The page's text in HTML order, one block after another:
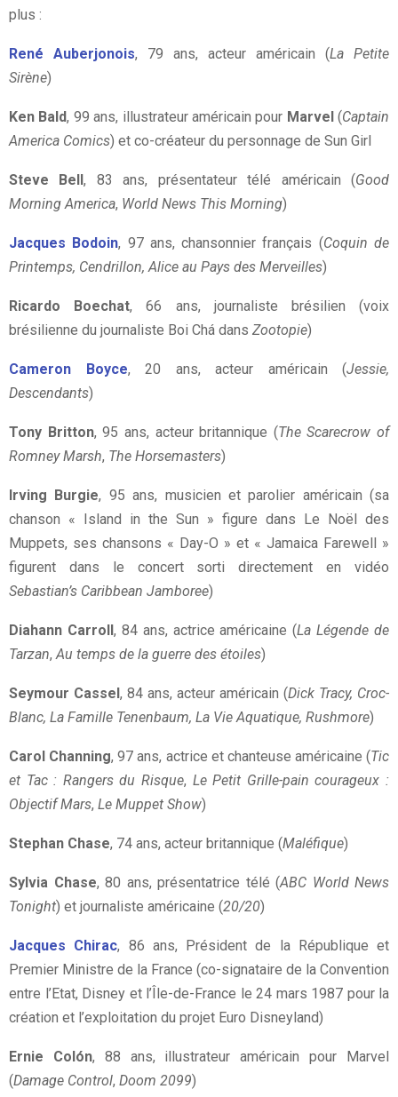
plus :
René Auberjonois, 79 ans, acteur américain (La Petite
Sirène)
Ken Bald, 99 ans, illustrateur américain pour Marvel(Captain
America Comics) et co-créateur du personnage de Sun Girl
Steve Bell, 83 ans, présentateur télé américain (Good
Morning America, World News This Morning)
Jacques Bodoin, 97 ans, chansonnier français (Coquin de
Printemps, Cendrillon, Alice au Pays des Merveilles)
Ricardo Boechat, 66 ans, journaliste brésilien (voix
brésilienne du journaliste Boi Chá dans Zootopie)
Cameron Boyce, 20 ans, acteur américain (Jessie,
Descendants)
Tony Britton, 95 ans, acteur britannique (The Scarecrow of
Romney Marsh, The Horsemasters)
Irving Burgie, 95 ans, musicien et parolier américain (sa
chanson « Island in the Sun » figure dans Le Noël des
Muppets, ses chansons « Day-O » et « Jamaica Farewell »
figurent dans le concert sorti directement en vidéo
Sebastian’s Caribbean Jamboree)
Diahann Carroll, 84 ans, actrice américaine (La Légende de
Tarzan, Au temps de la guerre des étoiles)
Seymour Cassel, 84 ans, acteur américain (Dick Tracy, Croc-
Blanc, La Famille Tenenbaum, La Vie Aquatique, Rushmore)
Carol Channing, 97 ans, actrice et chanteuse américaine (Tic
et Tac : Rangers du Risque, Le Petit Grille-pain courageux :
Objectif Mars, Le Muppet Show)
Stephan Chase, 74 ans, acteur britannique (Maléfique)
Sylvia Chase, 80 ans, présentatrice télé (ABC World News
Tonight) et journaliste américaine (20/20)
Jacques Chirac, 86 ans, Président de la République et
Premier Ministre de la France (co-signataire de la Convention
entre l’Etat, Disney et l’Île-de-France le 24 mars 1987 pour la
création et l’exploitation du projet Euro Disneyland)
Ernie Colón, 88 ans, illustrateur américain pour Marvel
(Damage Control, Doom 2099)